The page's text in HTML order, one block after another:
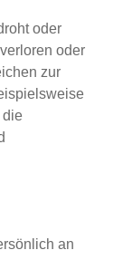
oder
oder
zur
die
an